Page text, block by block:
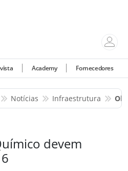
Academy Fornecedores
Notícias Infraestrutura
devem